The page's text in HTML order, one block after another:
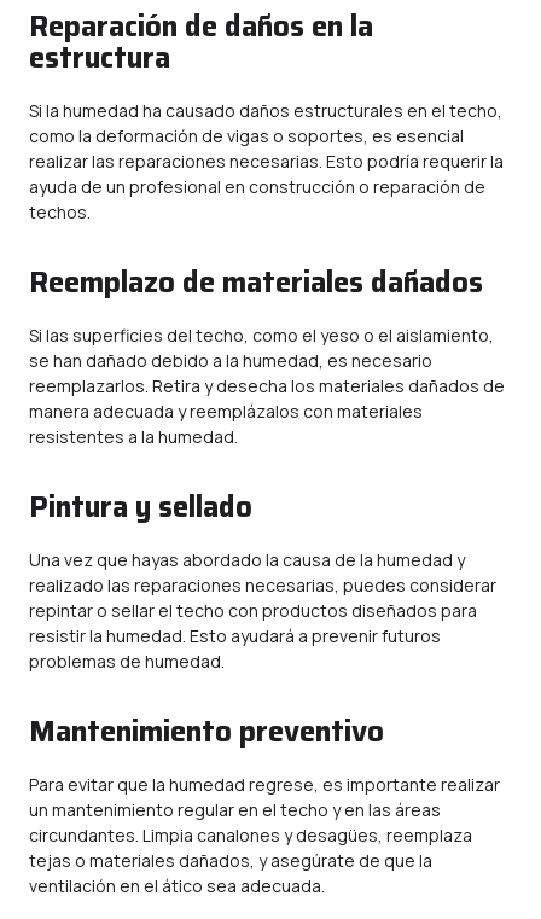
Reparación de daños en la
estructura
Si la humedad ha causado daños estructurales en el techo,
como la deformación de vigas o soportes, es esencial
realizar las reparaciones necesarias. Esto podría requerir la
ayuda de un profesional en construcción o reparación de
techos.
Reemplazo de materiales dañados
Si las superficies del techo, como el yeso o el aislamiento,
se han dañado debido a la humedad, es necesario
reemplazarlos. Retira y desecha los materiales dañados de
manera adecuada y reemplázalos con materiales
resistentes a la humedad.
Pintura y sellado
Una vez que hayas abordado la causa de la humedad y
realizado las reparaciones necesarias, puedes considerar
repintar o sellar el techo con productos diseñados para
resistir la humedad. Esto ayudará a prevenir futuros
problemas de humedad.
Mantenimiento preventivo
Para evitar que la humedad regrese, es importante realizar
un mantenimiento regular en el techo y en las áreas
circundantes. Limpia canalones y desagües, reemplaza
tejas o materiales dañados, y asegúrate de que la
ventilación en el ático sea adecuada.